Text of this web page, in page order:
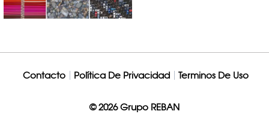
Contacto Política De Privacidad Terminos De Uso
© 2026 Grupo REBAN